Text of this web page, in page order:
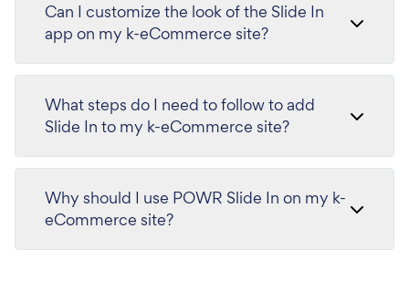
Can I customize the look of the Slide In
app on my k-eCommerce site?
What steps do I need to follow to add
Slide In to my k-eCommerce site?
Why should I use POWR Slide In on my k-
eCommerce site?